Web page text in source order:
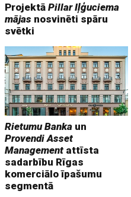
ProjektāPillar Iļģuciema
mājas nosvinēti spāru
svētki
Rietumu Banka un
Provendi Asset
Management attīsta
sadarbību Rīgas
komerciālo īpašumu
segmentā